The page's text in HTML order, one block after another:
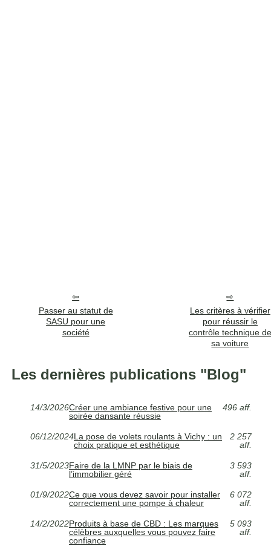
Passer au statut de
SASU pour une
société
Les critères à vérifier
pour réussir le
contrôle technique de
sa voiture
Les dernières publications "Blog"
14/3/2026Créer une ambiance festive pour une
soirée dansante réussie
496 aff.
06/12/2024La pose de volets roulants à Vichy : un
choix pratique et esthétique
2 257
aff.
31/5/2023Faire de la LMNP par le biais de
l’immobilier géré
3 593
aff.
01/9/2022Ce que vous devez savoir pour installer
correctement une pompe à chaleur
6 072
aff.
14/2/2022Produits à base de CBD : Les marques
célèbres auxquelles vous pouvez faire
confiance
5 093
aff.